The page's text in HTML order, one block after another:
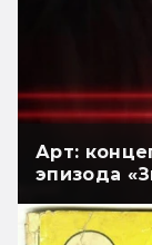
Арт:
эпизода